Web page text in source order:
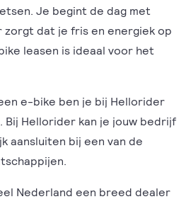
Je begint de dag met
zorgt dat je fris en energiek op
leasen is ideaal voor het
e-bike ben je bij Hellorider
Bij Hellorider kan je jouw bedrijf
aansluiten bij een van de
Nederland een breed dealer